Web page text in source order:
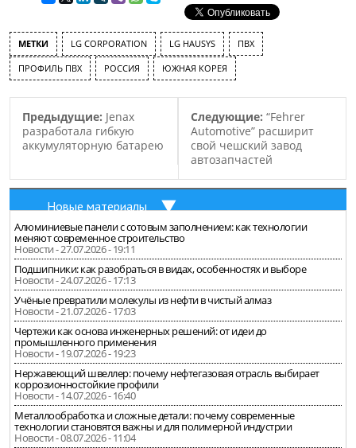
млн., согласно данным
Обзора оборудования
компании Маркет Репорт.
За первых два…
МЕТКИ LG CORPORATION LG HAUSYS ПВХ
ПРОФИЛЬ ПВХ РОССИЯ ЮЖНАЯ КОРЕЯ
Предыдущие: Jenax
разработала гибкую
аккумуляторную батарею
Следующие: “Fehrer
Automotive” расширит
свой чешский завод
автозапчастей
Новые материалы
Алюминиевые панели с сотовым заполнением: как технологии
меняют современное строительство
Новости - 27.07.2026 - 19:11
Подшипники: как разобраться в видах, особенностях и выборе
Новости - 24.07.2026 - 17:13
Учёные превратили молекулы из нефти в чистый алмаз
Новости - 21.07.2026 - 17:03
Чертежи как основа инженерных решений: от идеи до
промышленного применения
Новости - 19.07.2026 - 19:23
Нержавеющий швеллер: почему нефтегазовая отрасль выбирает
коррозионностойкие профили
Новости - 14.07.2026 - 16:40
Металлообработка и сложные детали: почему современные
технологии становятся важны и для полимерной индустрии
Новости - 08.07.2026 - 11:04